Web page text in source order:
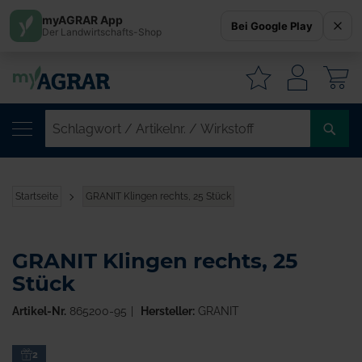
Startseite GRANIT Klingen rechts, 25 Stück
Zum2
GRANIT Klingen rechts, 25
Stück
Artikel-Nr. 865200-95 Hersteller:GRANIT
myAGRAR App
Der Landwirtschafts-Shop Bei Google Play